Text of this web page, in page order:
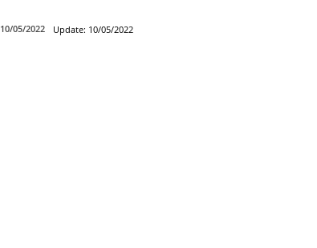
10/05/2022 Update: 10/05/2022